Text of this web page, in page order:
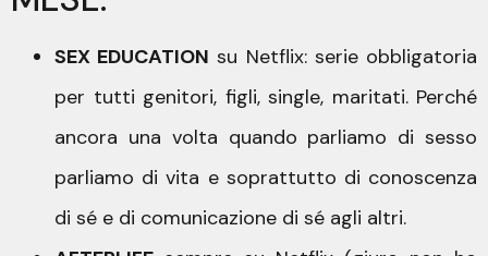
SEX EDUCATION su Netflix: serie obbligatoria
per tutti genitori, figli, single, maritati. Perché
ancora una volta quando parliamo di sesso
parliamo di vita e soprattutto di conoscenza
di sé e di comunicazione di sé agli altri.